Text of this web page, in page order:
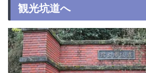
観光坑道へ